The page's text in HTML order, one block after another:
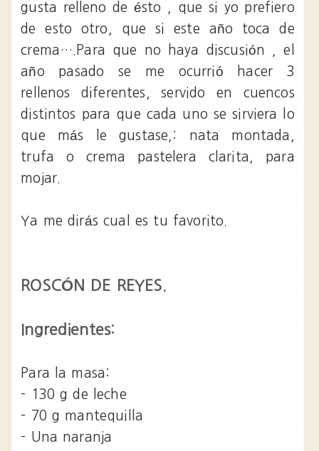
gusta relleno de ésto , que si yo prefiero
de esto otro, que si este año toca de
crema….Para que no haya discusión , el
año pasado se me ocurrió hacer 3
rellenos diferentes, servido en cuencos
distintos para que cada uno se sirviera lo
que más le gustase,: nata montada,
trufa o crema pastelera clarita, para
mojar.
Ya me dirás cual es tu favorito.
ROSCÓN DE REYES.
Ingredientes:
Para la masa:
- 130 g de leche
- 70 g mantequilla
- Una naranja